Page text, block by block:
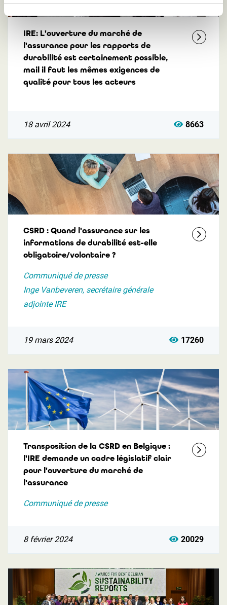
IRE: L'ouverture du marché de
l'assurance pour les rapports de
durabilité est certainement possible,
mail il faut les mêmes exigences de
qualité pour tous les acteurs
18 avril 2024 8663
CSRD : Quand l'assurance sur les
informations de durabilité est-elle
obligatoire/volontaire ?
Communiqué de presse
Inge Vanbeveren, secrétaire générale
adjointe IRE
19 mars 2024 17260
Transposition de la CSRD en Belgique :
l'IRE demande un cadre législatif clair
pour l'ouverture du marché de
l'assurance
Communiqué de presse
8 février 2024 20029